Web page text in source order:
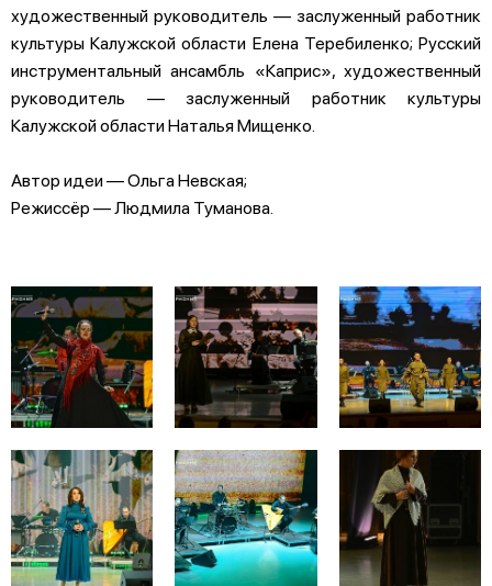
художественный руководитель — заслуженный работник
культуры Калужской области Елена Теребиленко; Русский
инструментальный ансамбль «Каприс», художественный
руководитель — заслуженный работник культуры
Калужской области Наталья Мищенко.
Автор идеи — Ольга Невская;
Режиссёр — Людмила Туманова.